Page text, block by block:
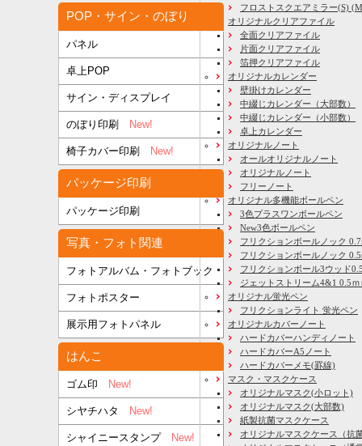
POP・サイン・のぼり
パネル
卓上POP
サイン・ディスプレイ
のぼり印刷 New!
椅子カバー印刷 New!
パッケージ印刷
パッケージ印刷
写真・フォト関連
フォトアルバム・フォトブック
フォトポスター
展示用フォトパネル
はんこ
ゴム印 New!
シヤチハタ New!
シャイニースタンプNew!
フロストスクエアミラー(S)
オリジナルクリアファイル
全面クリアファイル
片面クリアファイル
箔押クリアファイル
オリジナルカレンダー
壁掛けカレンダー
中綴じカレンダー（大部数）
中綴じカレンダー（小部数）
卓上カレンダー
オリジナルノート
オールオリジナルノート
オリジナルノート
フリーノート
オリジナル多機能ボールペン
3色プラスワンボールペン
New3色ボールペン
フリクションボールノック
フリクションボールノック
フリクションボール3ウッド
ジェットストリーム4&1 0.5ｍ
オリジナル蛍光ペン
フリクションライト 蛍光ペン
オリジナルカバーノート
ハードカバーハンディノート
ハードカバーA5ノート
ハードカバーメモ(罫線)
マスク・マスクケース
オリジナルマスク(小ロット)
オリジナルマスク(大部数)
紙製抗菌マスクケース
オリジナルマスクケース（抗